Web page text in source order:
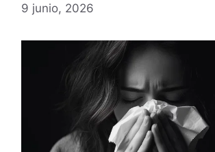
9 junio, 2026